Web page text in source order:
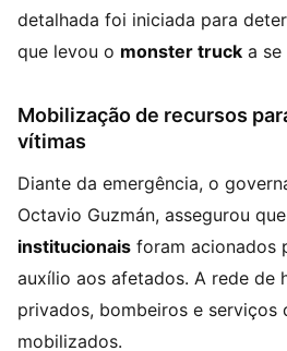
detalhada foi iniciada para
que levou o monster truck a se
Mobilização de recursos
vítimas
Diante da emergência, o
Octavio Guzmán, assegurou
institucionais foram acionados
auxílio aos afetados. A rede de
privados, bombeiros e serviços
mobilizados.